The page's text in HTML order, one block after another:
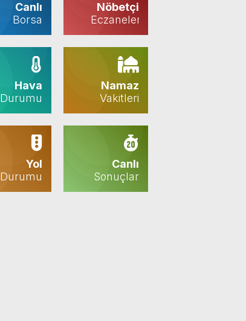
Canlı
Borsa
Nöbetçi
Eczaneler
Hava
Durumu
Namaz
Vakitleri
Yol
Durumu
Canlı
Sonuçlar